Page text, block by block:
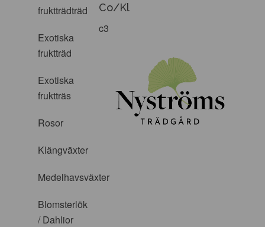
fruktträdträd
Exotiska
fruktträd
Exotiska
fruktträs
Rosor
Klängväxter
Medelhavsväxter
Blomsterlök
/ Dahlior
Co/Kl
c3